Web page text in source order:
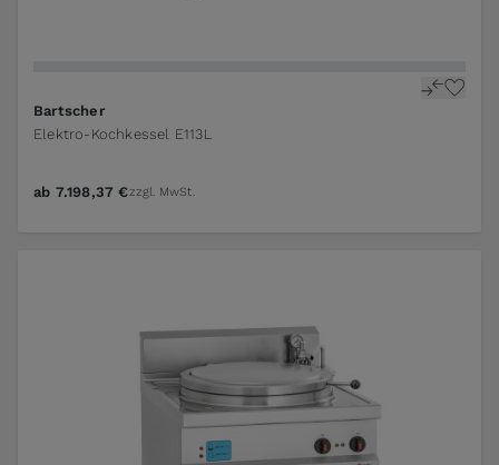
Bartscher
Elektro-Kochkessel E113L
ab 7.198,37 €zzgl. MwSt.